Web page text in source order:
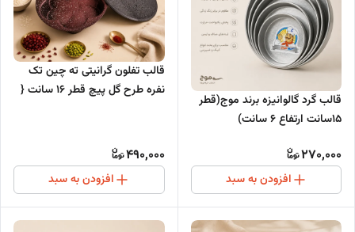
قالب گرد گالوانیزه برند موج(قطر
15سانت ارتفاع 6 سانت)
270,000
افزودن به سبد
قالب تفلون گرانیتی ته چین تک
نفره طرح گل پیچ قطر 16 سانت {
490,000
افزودن به سبد